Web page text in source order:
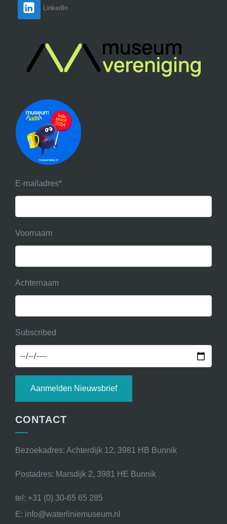
LinkedIn
E-mailadres*
Voornaam
Achternaam
Subscribed
Aanmelden Nieuwsbrief
CONTACT
Bezoekadres: Achterdijk 12, 3981 HB Bunnik
Postadres: Marsdijk 2, 3981 HE Bunnik
tel: +31 (0) 30-65 65 285
E: info@waterliniemuseum.nl